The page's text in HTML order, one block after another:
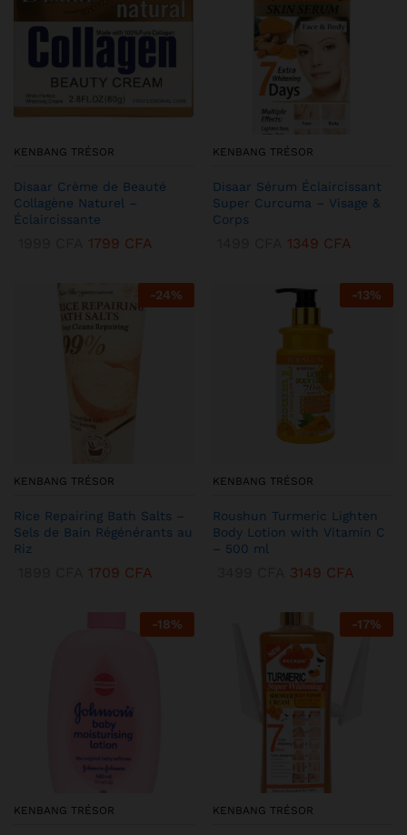
KENBANG TRÉSOR
Disaar Crème de Beauté
Collagène Naturel –
Éclaircissante
1799 CFA
KENBANG TRÉSOR
Disaar Sérum Éclaircissant
Super Curcuma – Visage &
Corps
1349 CFA
-24%
KENBANG TRÉSOR
Rice Repairing Bath Salts –
Sels de Bain Régénérants au
Riz
1709 CFA
-13%
KENBANG TRÉSOR
Roushun Turmeric Lighten
Body Lotion with Vitamin C
– 500 ml
3149 CFA
-18%
KENBANG TRÉSOR
-17%
KENBANG TRÉSOR